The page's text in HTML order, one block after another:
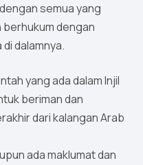
semua yang
berhukum dengan
dalamnya.
yang ada dalam Injil
beriman dan
dari kalangan Arab
ada maklumat dan